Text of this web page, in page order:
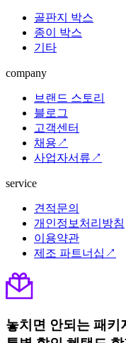
골판지 박스
종이 박스
기타
company
브랜드 스토리
블로그
고객센터
채용↗
사업자서류↗
service
견적문의
개인정보처리방침
이용약관
제조 파트너십↗
놓치면 안되는 패키